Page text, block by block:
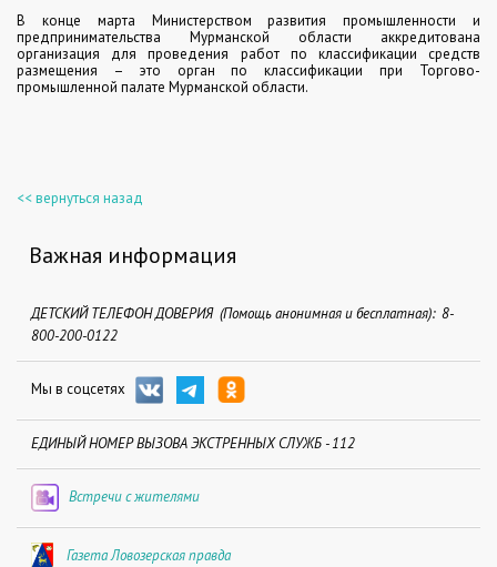
В конце марта Министерством развития промышленности и
предпринимательства Мурманской области аккредитована
организация для проведения работ по классификации средств
размещения – это орган по классификации при Торгово-
промышленной палате Мурманской области.
<< вернуться назад
Важная информация
ДЕТСКИЙ ТЕЛЕФОН ДОВЕРИЯ (Помощь анонимная и бесплатная): 8-
800-200-0122
Мы в соцсетях
ЕДИНЫЙ НОМЕР ВЫЗОВА ЭКСТРЕННЫХ СЛУЖБ - 112
Встречи с жителями
Газета Ловозерская правда